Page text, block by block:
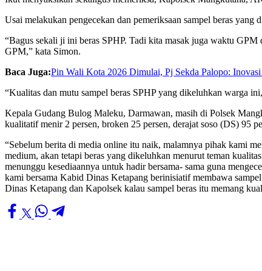
Usai melakukan pengecekan dan pemeriksaan sampel beras yang
“Bagus sekali ji ini beras SPHP. Tadi kita masak juga waktu
GPM,” kata Simon.
Baca Juga:Pin Wali Kota 2026 Dimulai, Pj Sekda Palopo:
“Kualitas dan mutu sampel beras SPHP yang dikeluhkan warga
Kepala Gudang Bulog Maleku, Darmawan, masih di Polsek
kualitatif menir 2 persen, broken 25 persen, derajat soso (DS) 95
“Sebelum berita di media online itu naik, malamnya pihak kami
medium, akan tetapi beras yang dikeluhkan menurut teman
menunggu kesediaannya untuk hadir bersama- sama guna
kami bersama Kabid Dinas Ketapang berinisiatif membawa
Dinas Ketapang dan Kapolsek kalau sampel beras itu memang